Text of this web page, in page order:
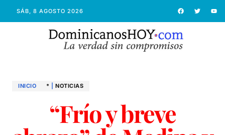
SÁB, 8 AGOSTO 2026
INICIO * NOTICIAS
“Frío y breve